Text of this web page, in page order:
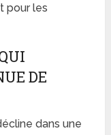
pour les
DE
dans une